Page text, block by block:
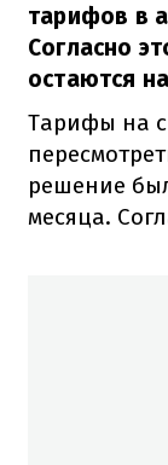
тарифов в
Согласно
остаются
Тарифы на
решение
месяца.